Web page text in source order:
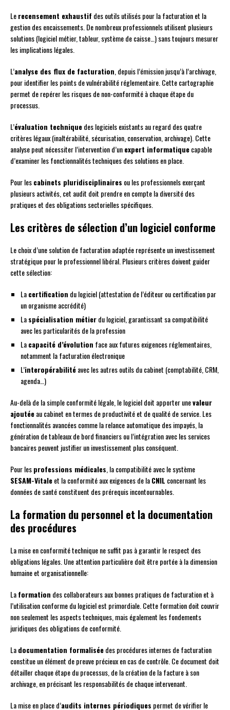
Lerecensement exhaustif des outils utilisés pour la facturation et la
gestion des encaissements. De nombreux professionnels utilisent plusieurs
solutions (logiciel métier, tableur, système de caisse…) sans toujours mesurer
les implications légales.
L’analyse des flux de facturation , depuis l’émission jusqu’à l’archivage,
pour identifier les points de vulnérabilité réglementaire. Cette cartographie
permet de repérer les risques de non-conformité à chaque étape du
processus.
L’évaluation techniquedes logiciels existants au regard des quatre
critères légaux (inaltérabilité, sécurisation, conservation, archivage). Cette
analyse peut nécessiter l’intervention d’unexpert informatiquecapable
d’examiner les fonctionnalités techniques des solutions en place.
Pour lescabinets pluridisciplinaires ou les professionnels exerçant
plusieurs activités, cet audit doit prendre en compte la diversité des
pratiques et des obligations sectorielles spécifiques.
Les critères de sélection d’un logiciel conforme
Le choix d’une solution de facturation adaptée représente un investissement
stratégique pour le professionnel libéral. Plusieurs critères doivent guider
cette sélection:
Lacertification du logiciel (attestation de l’éditeur ou certification par
un organisme accrédité)
Laspécialisation métierdu logiciel, garantissant sa compatibilité
avec les particularités de la profession
Lacapacité d’évolution face aux futures exigences réglementaires,
notamment la facturation électronique
L’interopérabilitéavec les autres outils du cabinet (comptabilité, CRM,
agenda…)
Au-delà de la simple conformité légale, le logiciel doit apporter unevaleur
ajoutéeau cabinet en termes de productivité et de qualité de service. Les
fonctionnalités avancées comme la relance automatique des impayés, la
génération de tableaux de bord financiers ou l’intégration avec les services
bancaires peuvent justifier un investissement plus conséquent.
Pour lesprofessions médicales , la compatibilité avec le système
SESAM-Vitaleet la conformité aux exigences de laCNIL concernant les
données de santé constituent des prérequis incontournables.
La formation du personnel et la documentation
des procédures
La mise en conformité technique ne suffit pas à garantir le respect des
obligations légales. Une attention particulière doit être portée à la dimension
humaine et organisationnelle:
Laformation des collaborateurs aux bonnes pratiques de facturation et à
l’utilisation conforme du logiciel est primordiale. Cette formation doit couvrir
non seulement les aspects techniques, mais également les fondements
juridiques des obligations de conformité.
Ladocumentation formaliséedes procédures internes de facturation
constitue un élément de preuve précieux en cas de contrôle. Ce document doit
détailler chaque étape du processus, de la création de la facture à son
archivage, en précisant les responsabilités de chaque intervenant.
La mise en place d’audits internes périodiques permet de vérifier le